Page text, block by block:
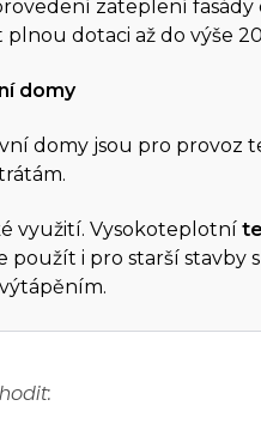
zateplení
dotaci až do výše
domy
domy jsou pro provoz
využití. Vysokoteplotní
použít i pro starší